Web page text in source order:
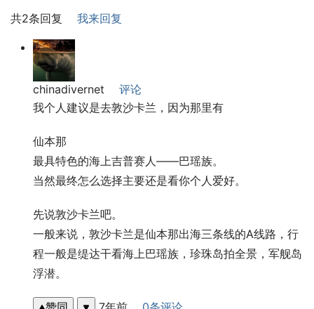
共2条回复 我来回复
chinadivernet
评论
我个人建议是去敦沙卡兰，因为那里有
仙本那
最具特色的海上吉普赛人——巴瑶族。
当然最终怎么选择主要还是看你个人爱好。
先说敦沙卡兰吧。
一般来说，敦沙卡兰是仙本那出海三条线的A线路，行
程一般是缇达干看海上巴瑶族，珍珠岛拍全景，军舰岛
浮潜。